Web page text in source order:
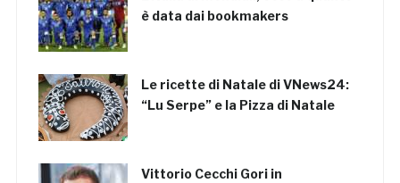
è data dai bookmakers
Le ricette di Natale di VNews24:
“Lu Serpe” e la Pizza di Natale
Vittorio Cecchi Gori in